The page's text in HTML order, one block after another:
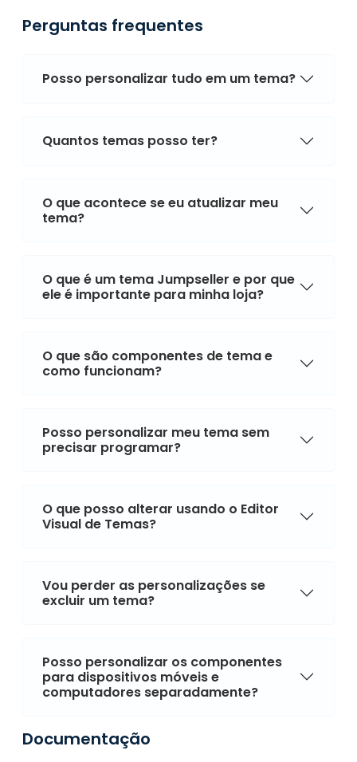
Perguntas frequentes
Posso personalizar tudo em um tema?
Quantos temas posso ter?
O que acontece se eu atualizar meu
tema?
O que é um tema Jumpseller e por que
ele é importante para minha loja?
O que são componentes de tema e
como funcionam?
Posso personalizar meu tema sem
precisar programar?
O que posso alterar usando o Editor
Visual de Temas?
Vou perder as personalizações se
excluir um tema?
Posso personalizar os componentes
para dispositivos móveis e
computadores separadamente?
Documentação